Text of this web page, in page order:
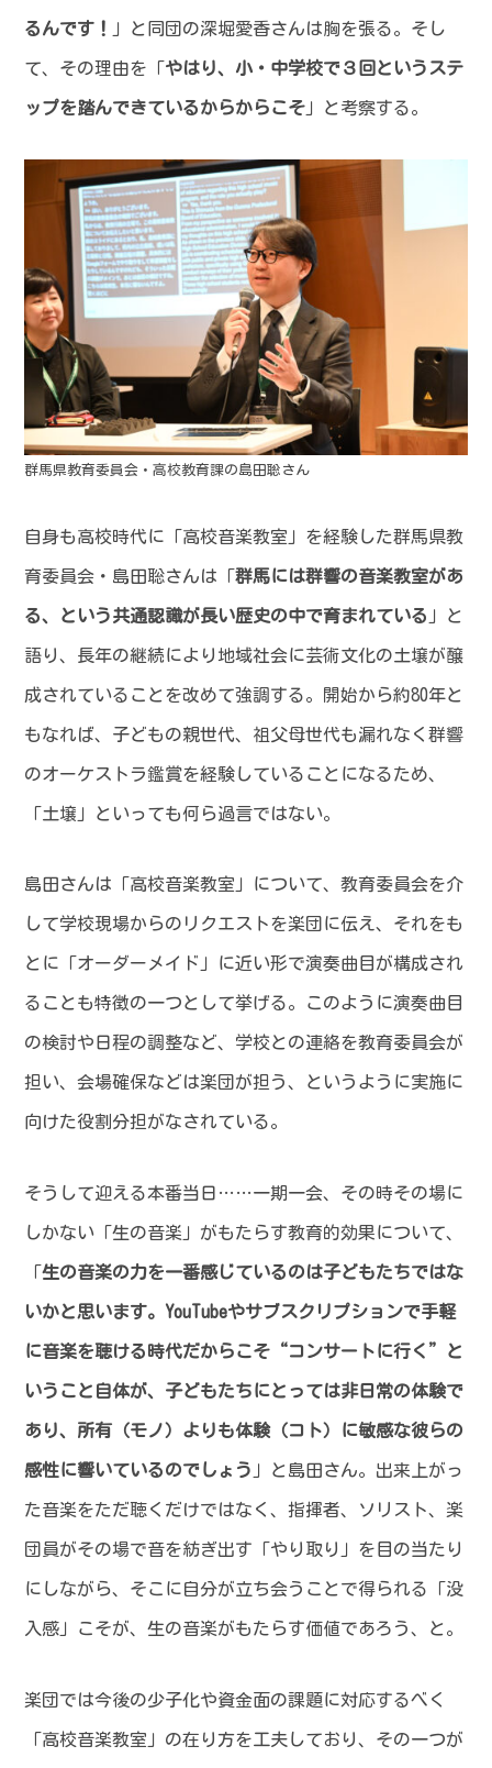
るんです！ 」と同団の深堀愛香さんは胸を張る。そし
て、その理由を「 やはり、小・中学校で３回というステ
ップを踏んできているからからこそ 」と考察する。
群馬県教育委員会・高校教育課の島田聡さん
自身も高校時代に「高校音楽教室」を経験した群馬県教
育委員会・島田聡さんは「群馬には群響の音楽教室があ
る、という共通認識が長い歴史の中で育まれている 」と
語り、長年の継続により地域社会に芸術文化の土壌が醸
成されていることを改めて強調する。開始から約80年と
もなれば、子どもの親世代、祖父母世代も漏れなく群響
のオーケストラ鑑賞を経験していることになるため、
「土壌」といっても何ら過言ではない。
島田さんは「高校音楽教室」について、教育委員会を介
して学校現場からのリクエストを楽団に伝え、それをも
とに「オーダーメイド」に近い形で演奏曲目が構成され
ることも特徴の一つとして挙げる。このように演奏曲目
の検討や日程の調整など、学校との連絡を教育委員会が
担い、会場確保などは楽団が担う、というように実施に
向けた役割分担がなされている。
そうして迎える本番当日……一期一会、その時その場に
しかない「生の音楽」がもたらす教育的効果について、
「生の音楽の力を一番感じているのは子どもたちではな
いかと思います。YouTubeやサブスクリプションで手軽
に音楽を聴ける時代だからこそ“コンサートに行く”と
いうこと自体が、子どもたちにとっては非日常の体験で
あり、所有（モノ）よりも体験（コト）に敏感な彼らの
感性に響いているのでしょう 」と島田さん。出来上がっ
た音楽をただ聴くだけではなく、指揮者、ソリスト、楽
団員がその場で音を紡ぎ出す「やり取り」を目の当たり
にしながら、そこに自分が立ち会うことで得られる「没
入感」こそが、生の音楽がもたらす価値であろう、と。
楽団では今後の少子化や資金面の課題に対応するべく
「高校音楽教室」の在り方を工夫しており、その一つが